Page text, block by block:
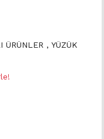
ÜRÜNLER , YÜZÜK